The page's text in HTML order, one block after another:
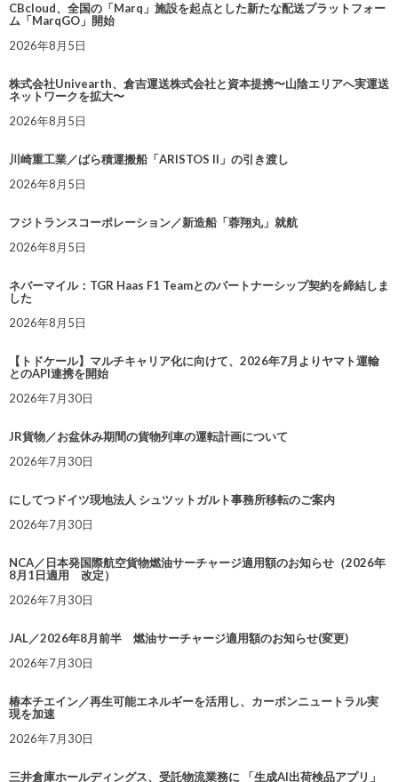
CBcloud、全国の「Marq」施設を起点とした新たな配送プラットフォー
ム「MarqGO」開始
2026年8月5日
株式会社Univearth、倉吉運送株式会社と資本提携〜山陰エリアへ実運送
ネットワークを拡大〜
2026年8月5日
川崎重工業／ばら積運搬船「ARISTOS II」の引き渡し
2026年8月5日
フジトランスコーポレーション／新造船「蓉翔丸」就航
2026年8月5日
ネバーマイル：TGR Haas F1 Teamとのパートナーシップ契約を締結しま
した
2026年8月5日
【トドケール】マルチキャリア化に向けて、2026年7月よりヤマト運輸
とのAPI連携を開始
2026年7月30日
JR貨物／お盆休み期間の貨物列車の運転計画について
2026年7月30日
にしてつドイツ現地法人 シュツットガルト事務所移転のご案内
2026年7月30日
NCA／日本発国際航空貨物燃油サーチャージ適用額のお知らせ（2026年
8月1日適用 改定）
2026年7月30日
JAL／2026年8月前半 燃油サーチャージ適用額のお知らせ(変更)
2026年7月30日
椿本チエイン／再生可能エネルギーを活用し、カーボンニュートラル実
現を加速
2026年7月30日
三井倉庫ホールディングス、受託物流業務に 「生成AI出荷検品アプリ」